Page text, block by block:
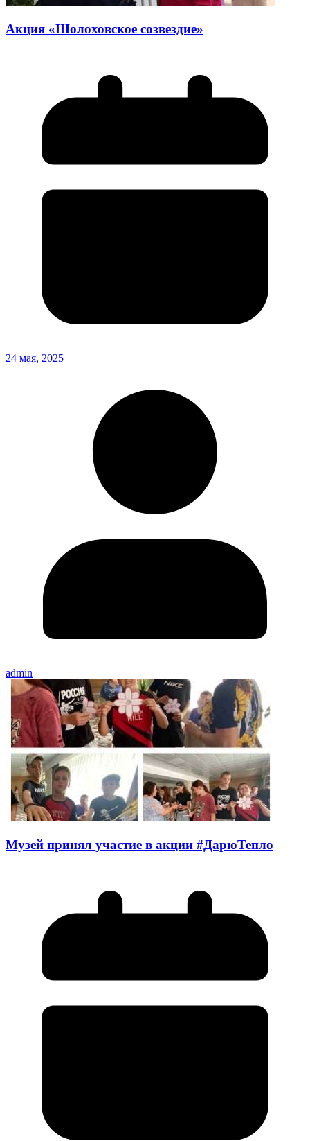
Акция «Шолоховское созвездие»
24 мая, 2025
admin
Музей принял участие в акции #ДарюТепло